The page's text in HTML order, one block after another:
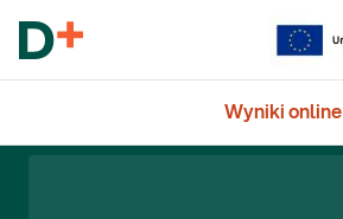
Wyniki online